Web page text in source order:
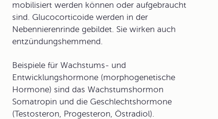
mobilisiert werden können oder aufgebraucht
sind. Glucocorticoide werden in der
Nebennierenrinde gebildet. Sie wirken auch
entzündungshemmend.
Beispiele für Wachstums- und
Entwicklungshormone (morphogenetische
Hormone) sind das Wachstumshormon
Somatropin und die Geschlechtshormone
(Testosteron, Progesteron, Östradiol).